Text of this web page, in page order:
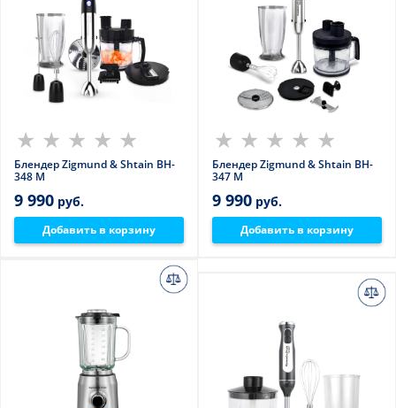
Блендер Zigmund & Shtain BH-
348 M
9 990 руб.
Добавить в корзину
Блендер Zigmund & Shtain BH-
347 M
9 990 руб.
Добавить в корзину